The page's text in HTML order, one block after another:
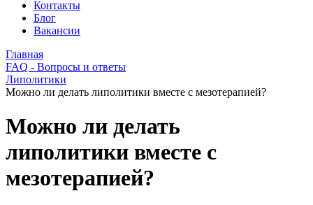
Контакты
Блог
Вакансии
Главная
FAQ - Вопросы и ответы
Липолитики
Можно ли делать липолитики вместе с мезотерапией?
Можно ли делать
липолитики вместе с
мезотерапией?